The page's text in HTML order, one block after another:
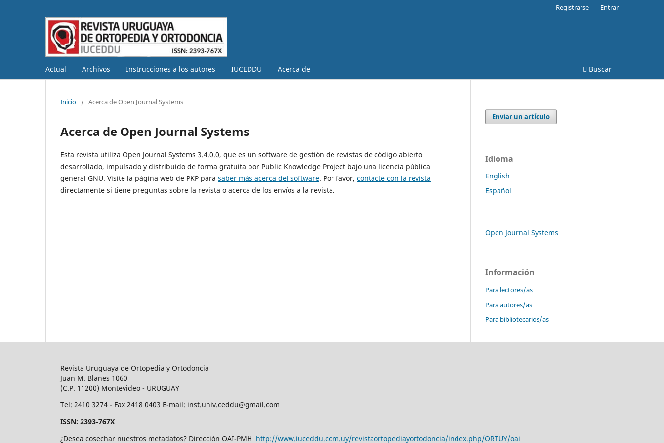
Actual Archivos Instrucciones a los autores IUCEDDU Acerca de Buscar
Registrarse Entrar
Inicio / Acerca de Open Journal Systems
Acerca de Open Journal Systems
Esta revista utiliza Open Journal Systems 3.4.0.0, que es un software de gestión de revistas de código abierto
desarrollado, impulsado y distribuido de forma gratuita por Public Knowledge Project bajo una licencia pública
general GNU. Visite la página web de PKP para saber más acerca del software. Por favor, contacte con la revista
directamente si tiene preguntas sobre la revista o acerca de los envíos a la revista.
Enviar un artículo
Idioma
English
Español
Open Journal Systems
Información
Para lectores/as
Para autores/as
Para bibliotecarios/as
Revista Uruguaya de Ortopedia y Ortodoncia
Juan M. Blanes 1060
(C.P. 11200) Montevideo - URUGUAY
Tel: 2410 3274 - Fax 2418 0403 E-mail: inst.univ.ceddu@gmail.com
ISSN: 2393-767X
¿Desea cosechar nuestros metadatos? Dirección OAI-PMH http://www.iuceddu.com.uy/revistaortopediayortodoncia/index.php/ORTUY/oai